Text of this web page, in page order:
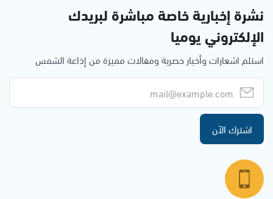
نشرة إخبارية خاصة مباشرة لبريدك
الإلكتروني يوميا
استلم اشعارات وأخبار حصرية ومقالات مميزة من إذاعة الشمس
اشترك الآن